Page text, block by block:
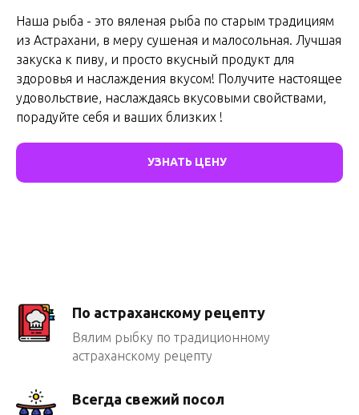
Наша рыба - это вяленая рыба по старым традициям
из Астрахани, в меру сушеная и малосольная. Лучшая
закуска к пиву, и просто вкусный продукт для
здоровья и наслаждения вкусом! Получите настоящее
удовольствие, наслаждаясь вкусовыми свойствами,
порадуйте себя и ваших близких !
УЗНАТЬ ЦЕНУ
По астраханскому рецепту
Вялим рыбку по традиционному
астраханскому рецепту
Всегда свежий посол